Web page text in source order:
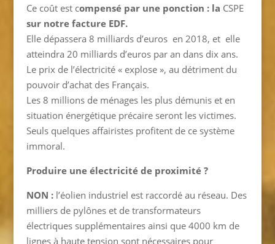
Ce coût est compensé par une ponction : la CSPE
sur notre facture EDF.
Elle dépassera 8 milliards d’euros en 2018, et elle
atteindra 20 milliards d’euros par an dans dix ans.
Le prix de l’électricité « explose », au détriment du
pouvoir d’achat des Français.
Les 8 millions de ménages les plus démunis et en
situation énergétique précaire seront les victimes.
Seuls quelques affairistes profitent de ce système
immoral.
Produire une électricité de proximité ?
NON :l’éolien industriel est raccordé au réseau. Des
milliers de pylônes et de transformateurs
électriques supplémentaires ainsi que 4000 km de
lignes à haute tension sont nécessaires pour